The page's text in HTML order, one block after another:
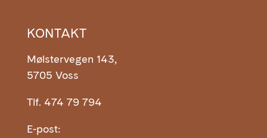
KONTAKT
Mølstervegen 143,
5705 Voss
Tlf. 474 79 794
E-post: